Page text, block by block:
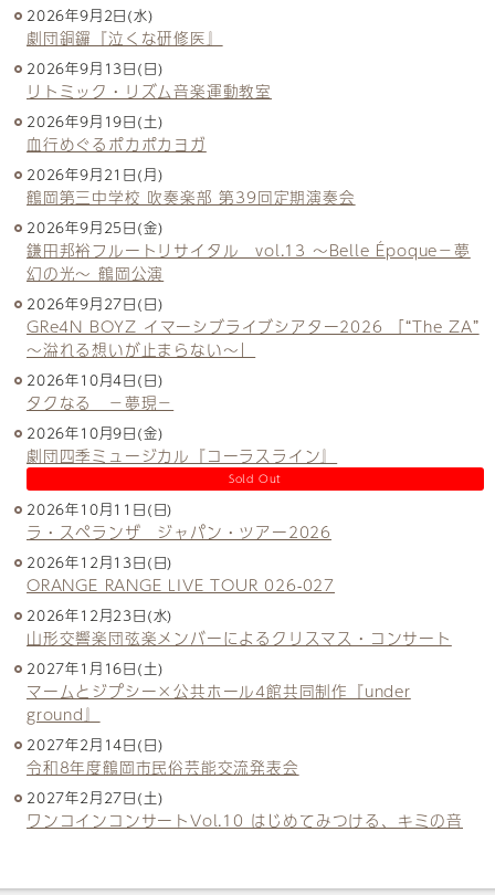
2026年9月2日(水)
劇団銅鑼『泣くな研修医』
2026年9月13日(日)
リトミック・リズム音楽運動教室
2026年9月19日(土)
血行めぐるポカポカヨガ
2026年9月21日(月)
鶴岡第三中学校 吹奏楽部 第39回定期演奏会
2026年9月25日(金)
鎌田邦裕フルートリサイタル vol.13 ～Belle Époque－夢
幻の光～ 鶴岡公演
2026年9月27日(日)
GRe4N BOYZ イマーシブライブシアター2026 「“The ZA”
〜溢れる想いが止まらない〜」
2026年10月4日(日)
タクなる －夢現－
2026年10月9日(金)
劇団四季ミュージカル『コーラスライン』
Sold Out
2026年10月11日(日)
ラ・スペランザ ジャパン・ツアー2026
2026年12月13日(日)
ORANGE RANGE LIVE TOUR 026-027
2026年12月23日(水)
山形交響楽団弦楽メンバーによるクリスマス・コンサート
2027年1月16日(土)
マームとジプシー×公共ホール4館共同制作『under
ground』
2027年2月14日(日)
令和8年度鶴岡市民俗芸能交流発表会
2027年2月27日(土)
ワンコインコンサートVol.10 はじめてみつける、キミの音